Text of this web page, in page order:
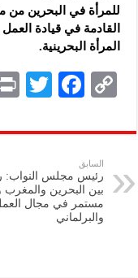
للمرأة في البحرين من
القادمة في قيادة
المرأة البحرينية.
C
p
y
Li
n
F
eb
k
T
tt
السابق
رئيس مجلس النواب:
بين البحرين والمغرب
مستمر في مجال
والبرلماني